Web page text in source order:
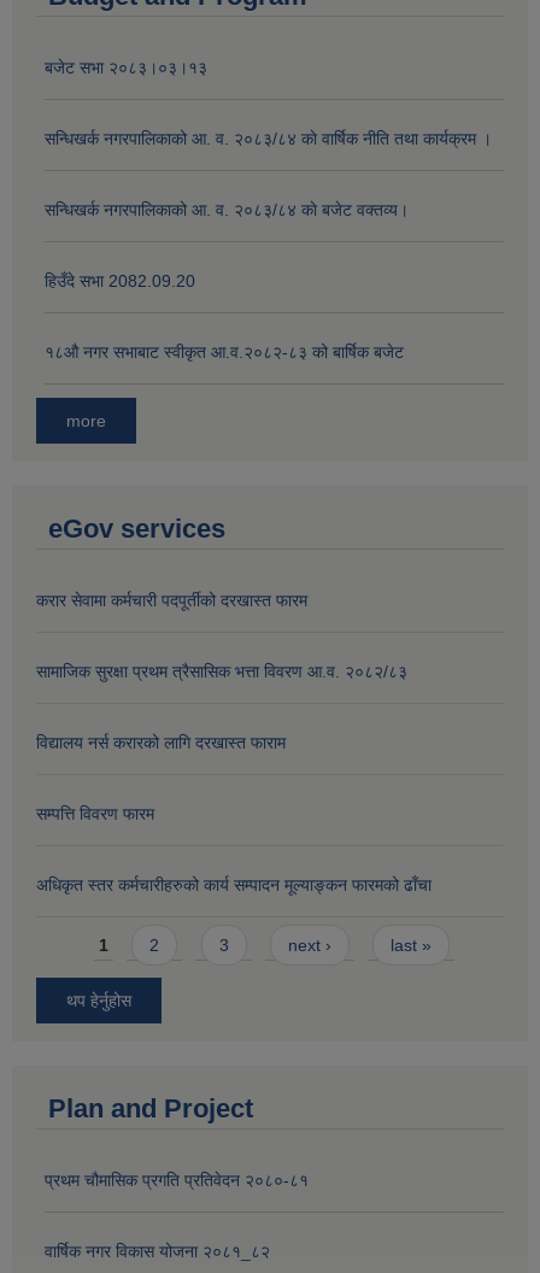
बजेट सभा २०८३।०३।१३
सन्धिखर्क नगरपालिकाको आ. व. २०८३/८४ काे वार्षिक नीति तथा कार्यक्रम ।
सन्धिखर्क नगरपालिकाको आ. व. २०८३/८४ काे बजेट वक्तव्य।
हिउँदे सभा 2082.09.20
१८‍औ नगर सभाबाट स्वीकृत आ.व.२०८२-८३ को बार्षिक बजेट
more
eGov services
करार सेवामा कर्मचारी पदपूर्तीको दरखास्त फारम
सामाजिक सुरक्षा प्रथम त्रैसासिक भत्ता विवरण आ.व. २०८२/८३
विद्यालय नर्स करारको लागि दरखास्त फाराम
सम्पत्ति विवरण फारम
अधिकृत स्तर कर्मचारीहरुको कार्य सम्पादन मूल्याङ्कन फारमको ढाँचा
Pages
1 2 3 next › last »
थप हेर्नुहोस
Plan and Project
प्रथम चौमासिक प्रगति प्रतिवेदन २०८०-८१
वार्षिक नगर विकास योजना २०८१_८२